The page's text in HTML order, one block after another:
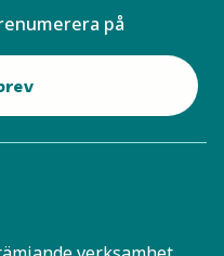
på